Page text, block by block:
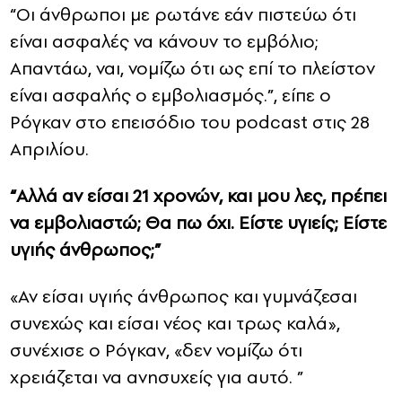
“Οι άνθρωποι με ρωτάνε εάν πιστεύω ότι
είναι ασφαλές να κάνουν το εμβόλιο;
Απαντάω, ναι, νομίζω ότι ως επί το πλείστον
είναι ασφαλής ο εμβολιασμός.”, είπε ο
Ρόγκαν στο επεισόδιο του podcast στις 28
Απριλίου.
“Αλλά αν είσαι 21 χρονών, και μου λες, πρέπει
να εμβολιαστώ; Θα πω όχι. Είστε υγιείς; Είστε
υγιής άνθρωπος;”
«Αν είσαι υγιής άνθρωπος και γυμνάζεσαι
συνεχώς και είσαι νέος και τρως καλά»,
συνέχισε ο Ρόγκαν, «δεν νομίζω ότι
χρειάζεται να ανησυχείς για αυτό. ”